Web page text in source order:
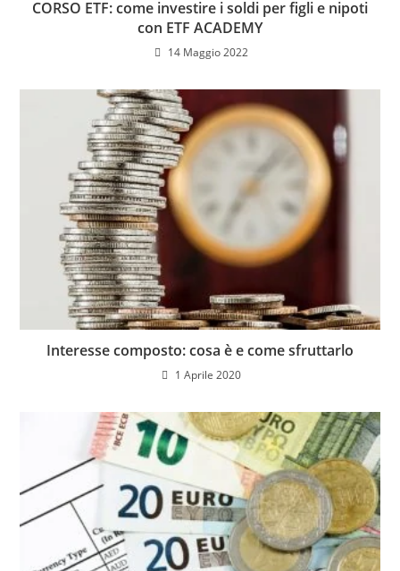
CORSO ETF: come investire i soldi per figli e nipoti
con ETF ACADEMY
14 Maggio 2022
Interesse composto: cosa è e come sfruttarlo
1 Aprile 2020